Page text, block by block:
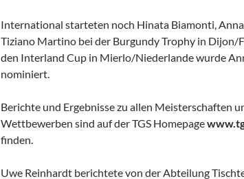
International starteten noch Hinata Biamonti,
Tiziano Martino bei der Burgundy Trophy in Dijon/
den Interland Cup in Mierlo/Niederlande wurde
nominiert.
Berichte und Ergebnisse zu allen Meisterschaften
Wettbewerben sind auf der TGS Homepage
finden.
Uwe Reinhardt berichtete von der Abteilung